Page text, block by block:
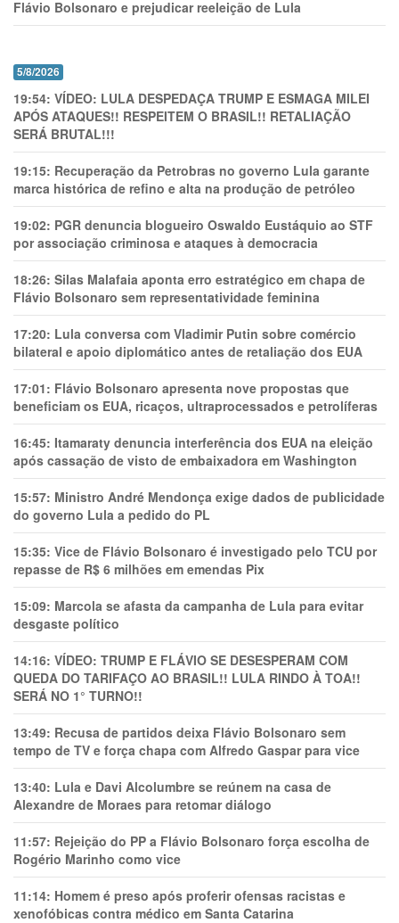
Flávio Bolsonaro e prejudicar reeleição de Lula
5/8/2026
19:54: VÍDEO: LULA DESPEDAÇA TRUMP E ESMAGA MILEI
APÓS ATAQUES!! RESPEITEM O BRASIL!! RETALIAÇÃO
SERÁ BRUTAL!!!
19:15: Recuperação da Petrobras no governo Lula garante
marca histórica de refino e alta na produção de petróleo
19:02: PGR denuncia blogueiro Oswaldo Eustáquio ao STF
por associação criminosa e ataques à democracia
18:26: Silas Malafaia aponta erro estratégico em chapa de
Flávio Bolsonaro sem representatividade feminina
17:20: Lula conversa com Vladimir Putin sobre comércio
bilateral e apoio diplomático antes de retaliação dos EUA
17:01: Flávio Bolsonaro apresenta nove propostas que
beneficiam os EUA, ricaços, ultraprocessados e petrolíferas
16:45: Itamaraty denuncia interferência dos EUA na eleição
após cassação de visto de embaixadora em Washington
15:57: Ministro André Mendonça exige dados de publicidade
do governo Lula a pedido do PL
15:35: Vice de Flávio Bolsonaro é investigado pelo TCU por
repasse de R$ 6 milhões em emendas Pix
15:09: Marcola se afasta da campanha de Lula para evitar
desgaste político
14:16: VÍDEO: TRUMP E FLÁVIO SE DESESPERAM COM
QUEDA DO TARIFAÇO AO BRASIL!! LULA RINDO À TOA!!
SERÁ NO 1° TURNO!!
13:49: Recusa de partidos deixa Flávio Bolsonaro sem
tempo de TV e força chapa com Alfredo Gaspar para vice
13:40: Lula e Davi Alcolumbre se reúnem na casa de
Alexandre de Moraes para retomar diálogo
11:57: Rejeição do PP a Flávio Bolsonaro força escolha de
Rogério Marinho como vice
11:14: Homem é preso após proferir ofensas racistas e
xenofóbicas contra médico em Santa Catarina